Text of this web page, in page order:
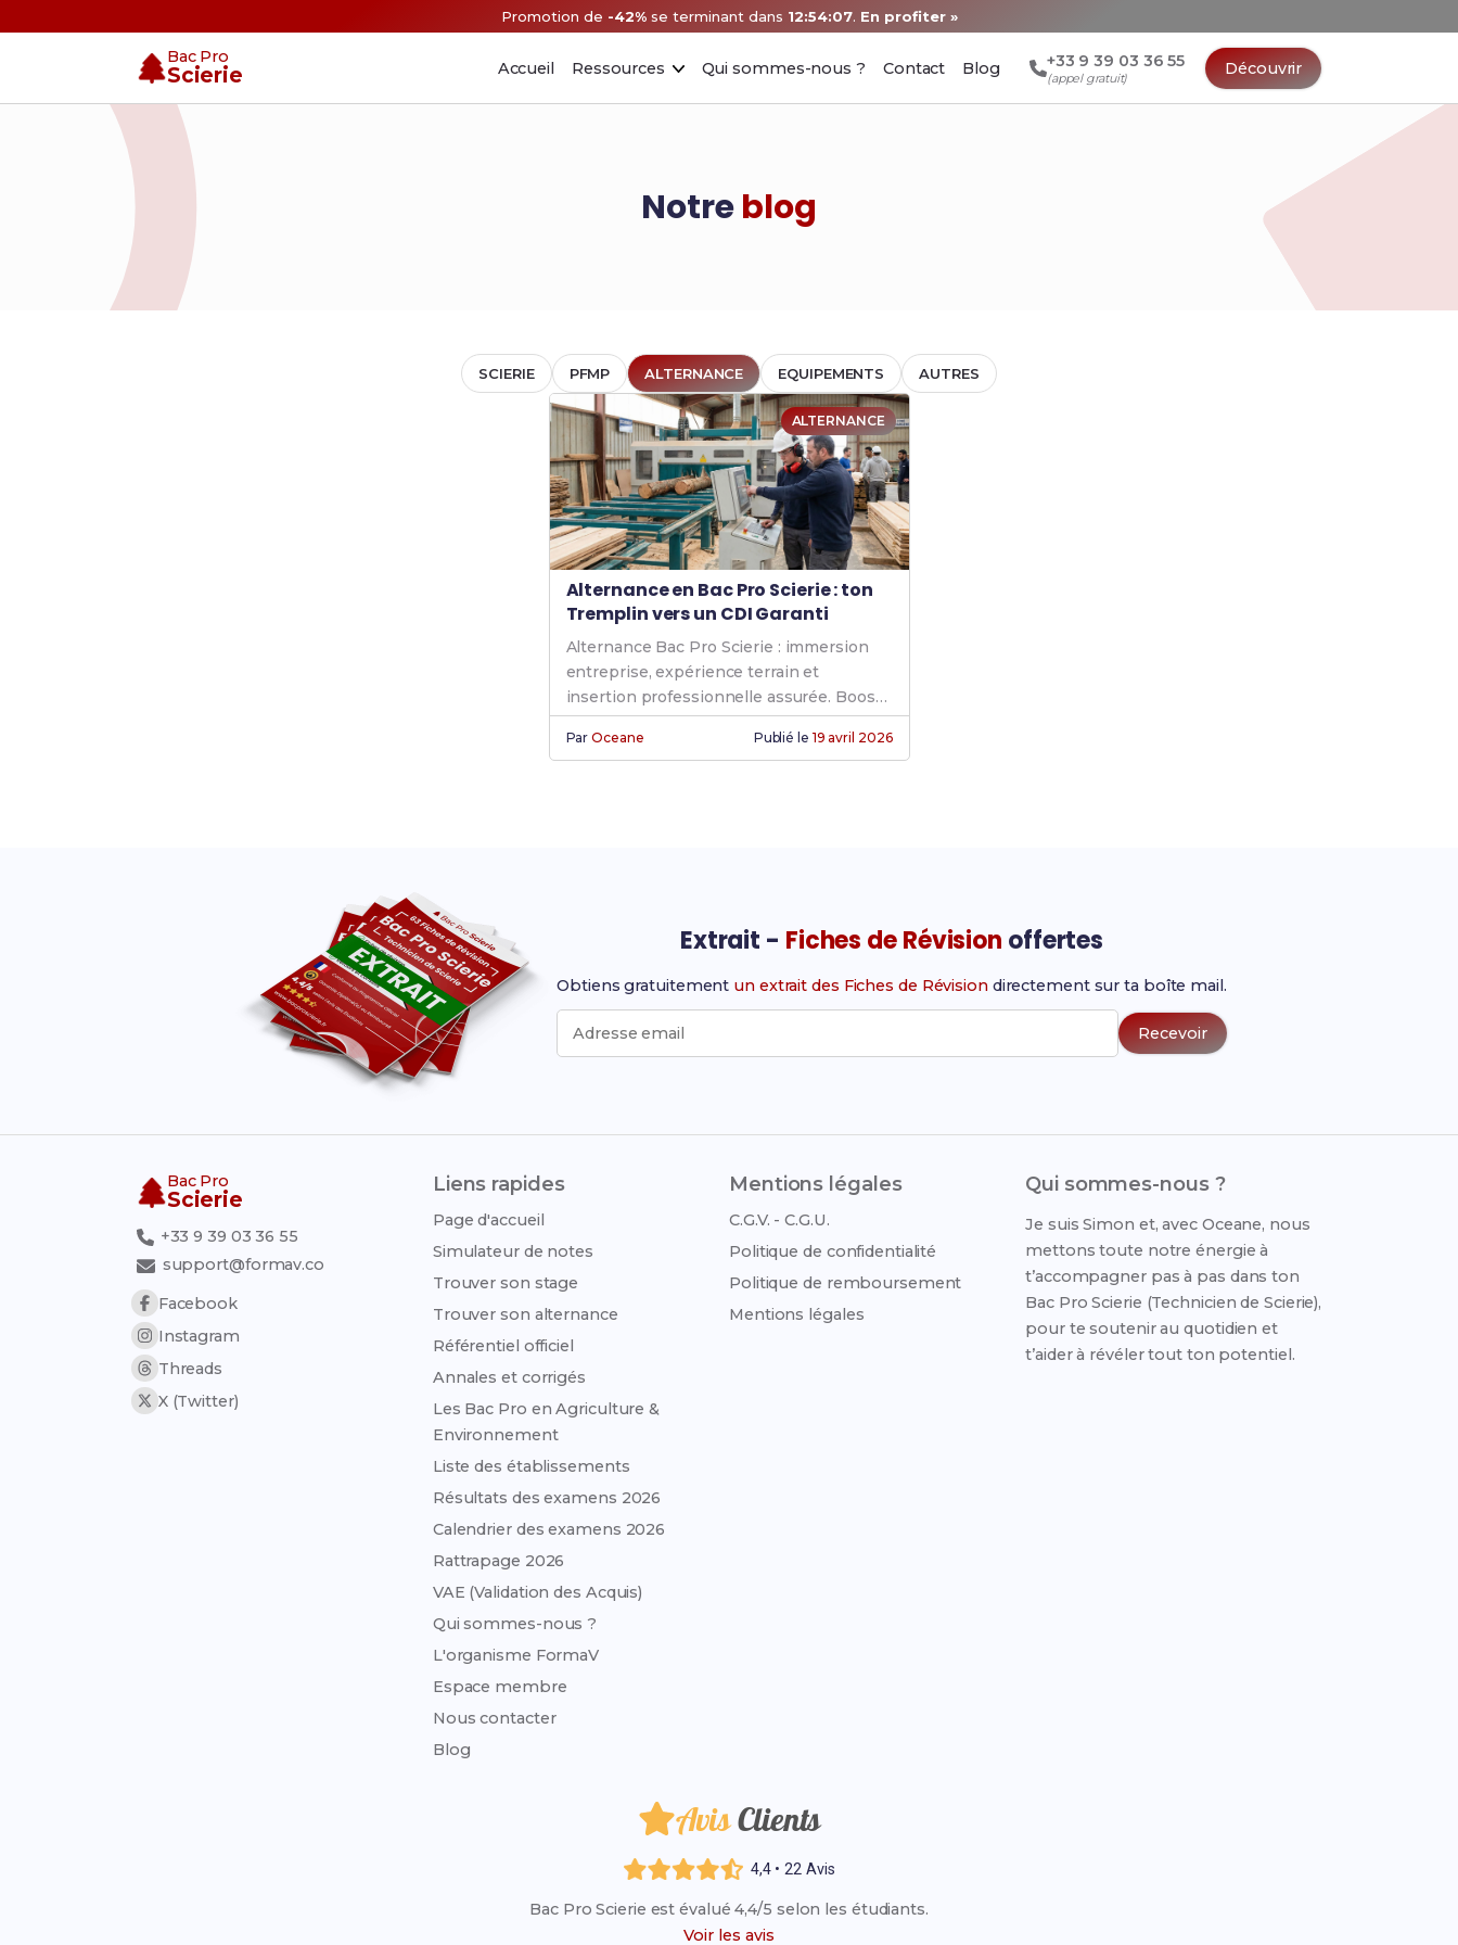
Promotion de -42%se terminant dans 12:54:06. En profiter »
Bac Pro
Scierie Accueil Ressources Qui sommes-nous ? Contact Blog +33 9 39 03 36 55
(appel gratuit)
Découvrir
Notreblog
SCIERIE PFMP ALTERNANCE EQUIPEMENTS AUTRES
ALTERNANCE
Alternance en Bac Pro Scierie : ton
Tremplin vers un CDI Garanti
Alternance Bac Pro Scierie : immersion
entreprise, expérience terrain et
insertion professionnelle assurée. Booste
tes chances d'embauche en CDI.
ParOceane Publié le 19 avril 2026
Extrait - Fiches de Révision offertes
Obtiens gratuitement un extrait des Fiches de Révisiondirectement sur ta boîte mail.
Adresse email Recevoir
Bac Pro
Scierie
+33 9 39 03 36 55
support@formav.co
Facebook
Instagram
Threads
X (Twitter)
Liens rapides
Page d'accueil
Simulateur de notes
Trouver son stage
Trouver son alternance
Référentiel officiel
Annales et corrigés
Les Bac Pro en Agriculture &
Environnement
Liste des établissements
Résultats des examens 2026
Calendrier des examens 2026
Rattrapage 2026
VAE (Validation des Acquis)
Qui sommes-nous ?
L'organisme FormaV
Espace membre
Nous contacter
Blog
Mentions légales
C.G.V. - C.G.U.
Politique de confidentialité
Politique de remboursement
Mentions légales
Qui sommes-nous ?
Je suis Simon et, avec Oceane, nous
mettons toute notre énergie à
t’accompagner pas à pas dans ton
Bac Pro Scierie (Technicien de Scierie),
pour te soutenir au quotidien et
t’aider à révéler tout ton potentiel.
AvisClients
4,4 • 22 Avis
Bac Pro Scierie est évalué 4,4/5 selon les étudiants.
Voir les avis